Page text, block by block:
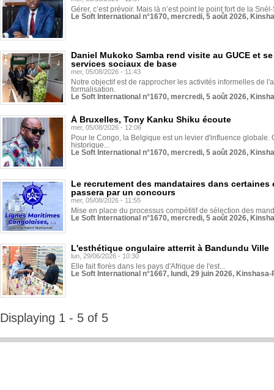
Gérer, c’est prévoir. Mais là n’est point le point fort de la
Le Soft International n°1670, mercredi, 5 août 2026,
Daniel Mukoko Samba rend visite au GUCE et
services sociaux de base
mer, 05/08/2026 - 11:43
Notre objectif est de rapprocher les activités informelles de
formalisation.
Le Soft International n°1670, mercredi, 5 août 2026,
À Bruxelles, Tony Kanku Shiku écoute
mer, 05/08/2026 - 12:06
Pour le Congo, la Belgique est un levier d'influence globale.
historique...
Le Soft International n°1670, mercredi, 5 août 2026,
Le recrutement des mandataires dans
passera par un concours
mer, 05/08/2026 - 11:55
Mise en place du processus compétitif de sélection des
Le Soft International n°1670, mercredi, 5 août 2026,
L'esthétique ongulaire atterrit à Bandundu Ville
lun, 29/06/2026 - 10:30
Elle fait florès dans les pays d'Afrique de l'est...
Le Soft International n°1667, lundi, 29 juin 2026,
Displaying 1 - 5 of 5